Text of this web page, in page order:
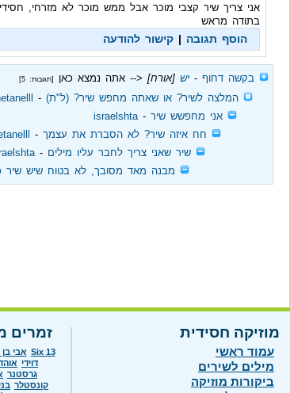
אני צריך שיר קצבי מוכר אבל ממש מוכר לא מזרחי,
בתודה מראש
הוסף תגובה | קישור להודעה
בקשה דחוף ‏ - ‏ יש [אורח] <-- אתה נמצא כאן [תגובות: 5]
המלצה לשיר? או שאתה מחפש שיר? (ל"ת) ‏ - ‏
אני מחפשש שיר ‏ - ‏
israelshta
חח איזה שיר? לא הסברת את עצמך ‏ - ‏
שיר שאני צריך לחבר עליו מילים ‏ - ‏
מבנה מאד מסובך, לא בטוח שיש שיר
מוזיקה חסידית
עמוד ראשי
מילים לשירים
ביקורות מוזיקה
זמרים
Six 13 אבי
דוידי
גרסטנר
קונסטלר